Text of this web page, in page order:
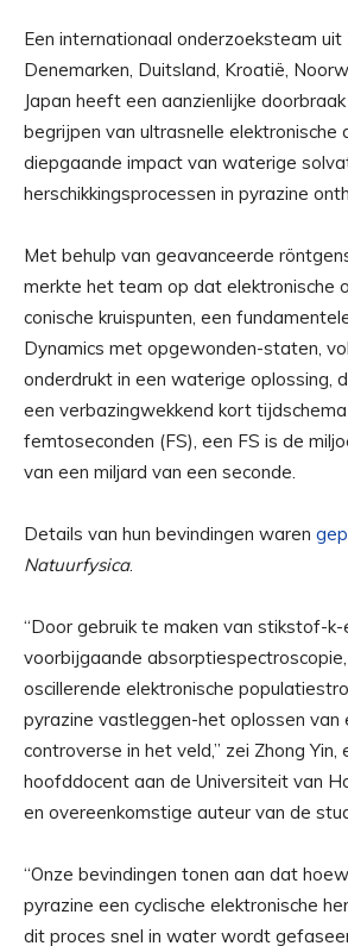
Een internationaal onderzoeksteam uit
Denemarken, Duitsland, Kroatië,
Japan heeft een aanzienlijke
begrijpen van ultrasnelle elektronische
diepgaande impact van waterige
herschikkingsprocessen in pyrazine
Met behulp van geavanceerde
merkte het team op dat elektronische
conische kruispunten, een
Dynamics met opgewonden-staten,
onderdrukt in een waterige oplossing,
een verbazingwekkend kort
femtoseconden (FS), een FS is de
van een miljard van een seconde.
Details van hun bevindingen waren
Natuurfysica.
“Door gebruik te maken van stikstof-k-
voorbijgaande
oscillerende elektronische
pyrazine vastleggen-het oplossen van
controverse in het veld,” zei Zhong Yin,
hoofddocent aan de Universiteit van
en overeenkomstige auteur van de
“Onze bevindingen tonen aan dat
pyrazine een cyclische elektronische
dit proces snel in water wordt